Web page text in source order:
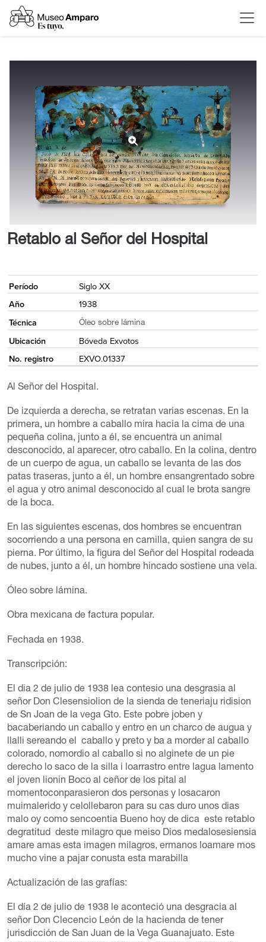
Retablo al Señor del Hospital
Período
Siglo XX
Año
1938
Técnica
Óleo sobre lámina
Ubicación
Bóveda Exvotos
No. registro
EXVO.01337
Al Señor del Hospital.
De izquierda a derecha, se retratan varias escenas. En la
primera, un hombre a caballo mira hacia la cima de una
pequeña colina, junto a él, se encuentra un animal
desconocido, al aparecer, otro caballo. En la colina, dentro
de un cuerpo de agua, un caballo se levanta de las dos
patas traseras, junto a él, un hombre ensangrentado sobre
el agua y otro animal desconocido al cual le brota sangre
de la boca.
En las siguientes escenas, dos hombres se encuentran
socorriendo a una persona en camilla, quien sangra de su
pierna. Por último, la figura del Señor del Hospital rodeada
de nubes, junto a él, un hombre hincado sostiene una vela.
Óleo sobre lámina.
Obra mexicana de factura popular.
Fechada en 1938.
Transcripción:
El dia 2 de julio de 1938 lea contesio una desgrasia al
señor Don Clesensiolion de la sienda de teneriaju ridision
de Sn Joan de la vega Gto. Este pobre joben y
bacaberiando un caballo y entro en un charco de augua y
llalli sereando el caballo y preto y ba a morder al caballo
colorado, nomordio al caballo si no alginete de un pie
derecho lo saco de la silla i loarrastro entre lagua lamento
el joven lionin Boco al ceñor de los pital al
momentoconparasieron dos personas y losacaron
muimalerido y celollebaron para su cas duro unos dias
malo oy como sencoentia Bueno hoy de dica este retablo
degratitud deste milagro que meiso Dios medalosesiensia
amare amas esta imagen milagros, ermanos loamare mos
mucho vine a pajar conusta esta marabilla
Actualización de las grafías:
El día 2 de julio de 1938 le aconteció una desgracia al
señor Don Clecencio León de la hacienda de tener
jurisdicción de San Juan de la Vega Guanajuato. Este